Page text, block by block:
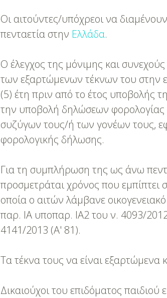
Οι αιτούντες/υπόχρεοι να
πενταετία στην Ελλάδα.
Ο έλεγχος της μόνιμης και
των εξαρτώμενων τέκνων του στην
(5) έτη πριν από το έτος υποβολής
την υποβολή δηλώσεων φορολογίας
συζύγων τους/ή των γονέων τους,
φορολογικής δήλωσης.
Για τη συμπλήρωση της ως άνω
προσμετράται χρόνος που εμπίπτει
οποία ο αιτών λάμβανε
παρ. ΙΑ υποπαρ. ΙΑ2 του ν. 4093/
4141/2013 (Α' 81).
Τα τέκνα τους να είναι εξαρτώμενα
Δικαιούχοι του επιδόματος παιδιού